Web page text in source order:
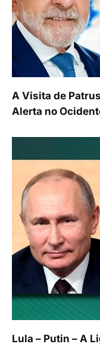
A Visita de
Alerta no
Lula – Putin – A